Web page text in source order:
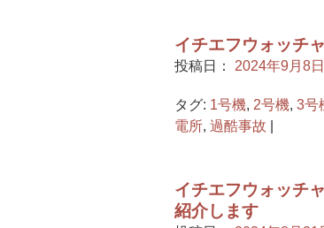
イチエフウォッチ
投稿日： 2024年9月8日
タグ: 1号機, 2号機, 3号
電所, 過酷事故
イチエフウォッチ
紹介します